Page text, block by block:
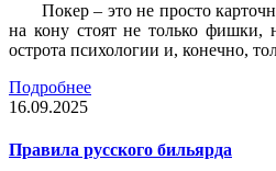
Покер – это не просто
на кону стоят не только фишки,
острота психологии и, конечно,
Подробнее
16.09.2025
Правила русского бильярда